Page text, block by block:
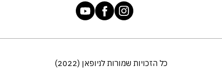
כל הזכויות שמורות לניופאן (2022)